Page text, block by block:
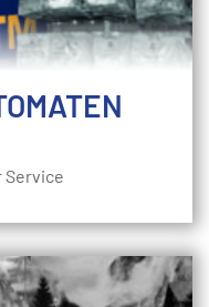
Service